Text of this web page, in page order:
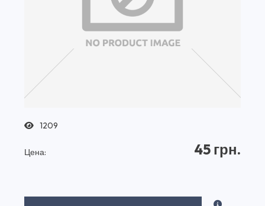
1209
Цена: 45 грн.